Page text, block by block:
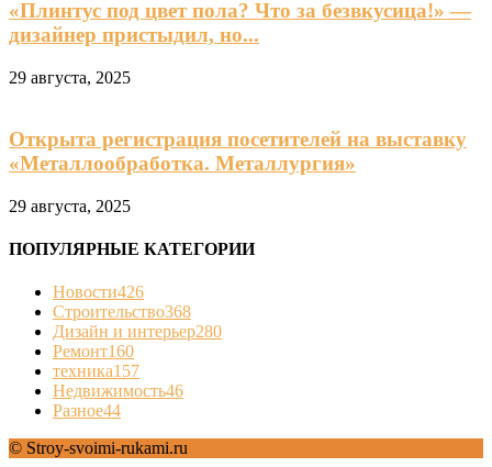
«Плинтус под цвет пола? Что за безвкусица!» —
дизайнер пристыдил, но...
29 августа, 2025
Открыта регистрация посетителей на выставку
«Металлообработка. Металлургия»
29 августа, 2025
ПОПУЛЯРНЫЕ КАТЕГОРИИ
Новости426
Строительство368
Дизайн и интерьер280
Ремонт160
техника157
Недвижимость46
Разное44
© Stroy-svoimi-rukami.ru